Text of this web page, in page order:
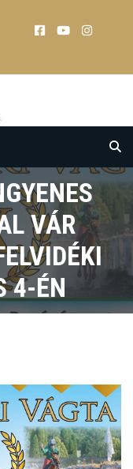
VÁR
4-ÉN